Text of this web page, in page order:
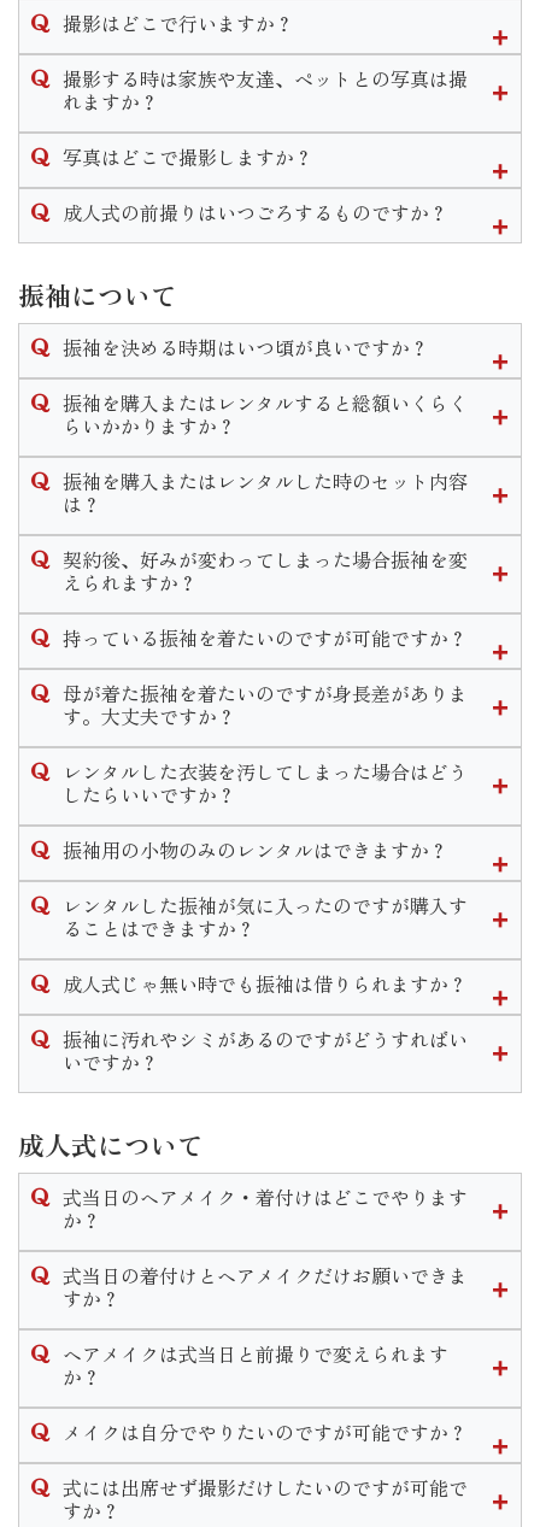
七五三の詳しいプランはHP内の七五三ページをご覧頂くか店
舗までお問い合わせください。
撮影はどこで行いますか？
スタジオが当館２階にございますのでそこで撮影します。
また、スタジオへは階段を登って移動していただく為車椅子
致します。
撮影する時は家族や友達、ペットとの写真は撮
れますか？
当店では家族撮影はもちろんペットとの撮影もできます。
家族和装プランや兄妹和装プラン等豊富にご用意しておりま
なお家族撮影等の希望がある場合はご予約時にお申し付けく
写真はどこで撮影しますか？
いせやきもの館に併設されているスタジオにて撮影を行いま
す。
成人式の前撮りはいつごろするものですか？
スタジオは予約制となっており年中撮影可能となっておりま
すので時期や曜日、時間はお客様の御都合に合わせて行うこ
とができます。
なお水・木・年末年始は休館日となりますのでご了承くださ
振袖について
振袖を決める時期はいつ頃が良いですか？
近年振袖選びの時期が早まってきている傾向にあります。
当店では高校３年生の夏休み〜春休みの間に決めるお客様が
決める時期に正解はございませんが早めに動き出すことで豊
富な色柄から選べたり、式当日の支度時間が良い時間を選べ
下見だけでなく振袖選びのご相談も承っておりますのでお気
軽にお問い合わせください。
振袖を購入またはレンタルすると総額いくらく
らいかかりますか？
当店での振袖一式の価格は購入の場合30万〜40万、レンタル
の場合15万〜20万が平均的な価格となっております。お選び
なお、前撮り時の写真代は別途料金となります。
振袖を購入またはレンタルした時のセット内容
は？
購入、レンタルのセット内容は同一となっております。
振袖・袋帯・長襦袢・重ね衿・帯揚げ・帯締め・草履・バッ
グ・ショール・肌着・足袋・着付け小物
腰紐5本・伊達締め2本・コーリンベルト・衿芯・三重仮紐・
その他式当日のお支度と前撮り時のお支度２回分がセットに
契約後、好みが変わってしまった場合振袖を変
えられますか？
ご契約内容によりますが一定期間内であれば選び直しやコー
ディネート変更が可能となります。
す。
期間や手数料についての詳しいお問い合わせは店舗までご連
持っている振袖を着たいのですが可能ですか？
可能です。
近年ではお持ちの振袖の小物等を買い替えリメイクしてお召
当店ではリメイクパックプランや単品での小物販売などお客
様の需要に合わせてご案内致します。
またママ振リメイクと一緒に前撮りや式当日の支度のご予約
も受け付けております。
なお、小物等の購入はせず持ち込み振袖の着付のみのご予約
母が着た振袖を着たいのですが身長差がありま
す。大丈夫ですか？
寸法直しをして着用することができます。
ただ大幅な寸法直しが必要な場合、小さくお直しするのであ
ご検討のお客様は一度振袖をお持ちの上ご来店頂きご試着し
て頂きご提案させて頂きますのでお気軽にご相談くださいま
レンタルした衣装を汚してしまった場合はどう
したらいいですか？
衿元のファンデーション汚れ等若干の汚れであれば、クリー
ニングは不要でそのままご返却いただけます。
まった場合はお直し代や商品代を請求させていただく場合も
ございます。
きます様お願い致します。
振袖用の小物のみのレンタルはできますか？
申し訳ございませんが小物単品のレンタルは行っておりませ
ん。
ママ振リメイクプランですとお得に小物を揃えることができ
ます。
レンタルした振袖が気に入ったのですが購入す
ることはできますか？
可能です。
衣装によってプラス料金は異なりますが振袖一式をそのまま
詳細は店舗までお問い合わせくださいませ。
成人式じゃ無い時でも振袖は借りられますか？
結婚式やパーティなど様々なシーンで着用できる振袖はいつ
でも貸し出し可能です。
なお、成人式シーズンは一般レンタルは行っておりません。
詳しい時期や料金は店舗までお問い合わせください。
振袖に汚れやシミがあるのですがどうすればい
いですか？
手入れを承っております。
汚れ具合によっては納期が長くかかる場合もございますので
ご着用の２ヶ月程度前にはご来店くださいませ。
成人式について
式当日のヘアメイク・着付けはどこでやります
か？
式当日のお仕度は、いせやきもの館で行います。
お仕度時間のご予約はご成約時に決定いたします。
支度をします。ヘアメイク・着付け全てのお支度が１箇所で
行えますのでご安心くださいませ。
式当日の着付けとヘアメイクだけお願いできま
すか？
式当日のお支度予約は当店で購入やレンタル、ママ振リメイ
クのご成約を頂いたお客様へのサービスとなっております。
承くださいませ。
ヘアメイクは式当日と前撮りで変えられます
か？
変えられます。
式当日と前撮りと個々に打ち合わせやカウンセリングを行い
メイクは自分でやりたいのですが可能ですか？
式当日、前撮り共にメイクをするかしないかお選び頂けま
す。
式には出席せず撮影だけしたいのですが可能で
すか？